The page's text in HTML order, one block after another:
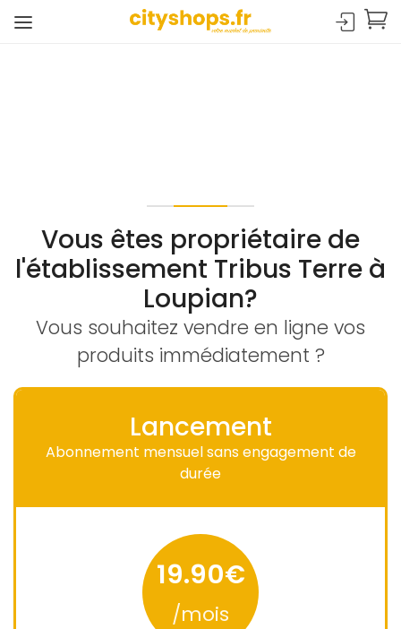
Vous êtes propriétaire de
l'établissement Tribus Terre à
Loupian?
Vous souhaitez vendre en ligne vos
produits immédiatement ?
Lancement
Abonnement mensuel sans engagement de
durée
19.90€
/mois